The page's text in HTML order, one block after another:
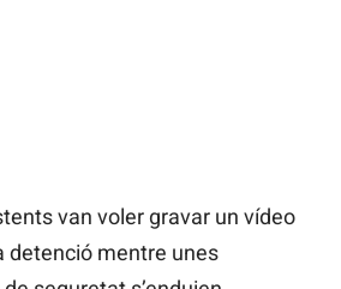
van voler gravar un vídeo
detenció mentre unes